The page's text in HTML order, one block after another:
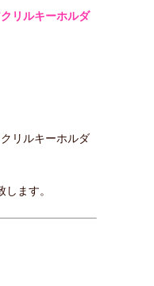
リルキーホルダ
リルキーホルダ
します。